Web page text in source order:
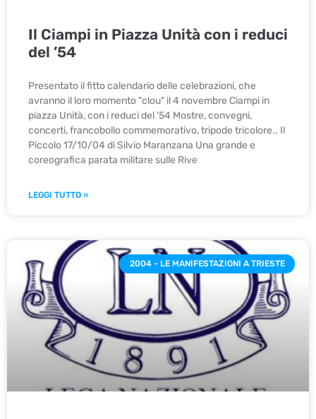
Il Ciampi in Piazza Unità con i reduci
del ’54
Presentato il fitto calendario delle celebrazioni, che
avranno il loro momento "clou" il 4 novembre Ciampi in
piazza Unità, con i reduci del '54 Mostre, convegni,
concerti, francobollo commemorativo, tripode tricolore.. Il
Piccolo 17/10/04 di Silvio Maranzana Una grande e
coreografica parata militare sulle Rive
LEGGI TUTTO »
2004 - LE MANIFESTAZIONI A TRIESTE